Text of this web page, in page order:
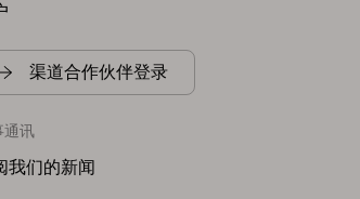
渠道合作伙伴登录
通讯
我们的新闻